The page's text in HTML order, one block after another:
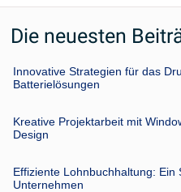
Die neuesten
Innovative Strategien für das
Batterielösungen
Kreative Projektarbeit mit
Design
Effiziente Lohnbuchhaltung:
Unternehmen